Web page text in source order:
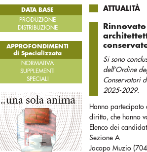
ATTUALITÀ
Si sono
dell’Ordine
Conservatori
2025-2029.
Hanno
diritto, che hanno
Elenco dei
Sezione A
Jacopo Muzio
DATA BASE
PRODUZIONE
DISTRIBUZIONE
APPROFONDIMENTI
di Specializzata
NORMATIVA
SUPPLEMENTI
SPECIALI